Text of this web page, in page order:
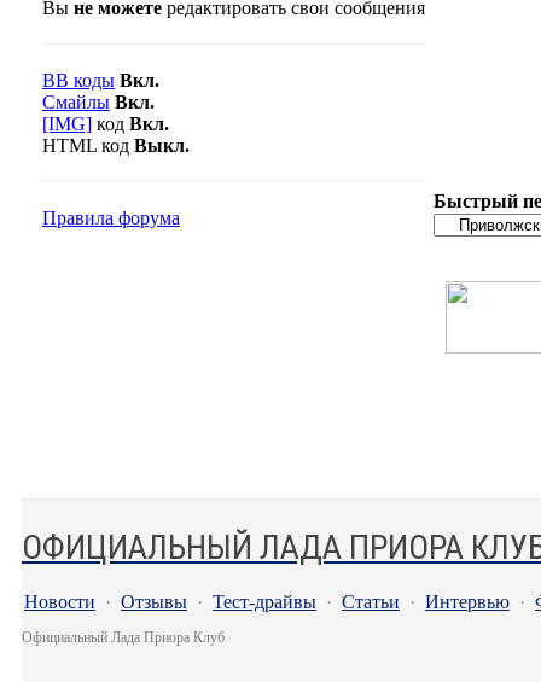
Вы не можете редактировать свои сообщения
BB коды Вкл.
Смайлы Вкл.
[IMG] код Вкл.
HTML код Выкл.
Правила форума
Быстрый
ОФИЦИАЛЬНЫЙ ЛАДА ПРИОРА
Новости · Отзывы · Тест-драйвы · Статьи · Интервью ·
Официальный Лада Приора Клуб